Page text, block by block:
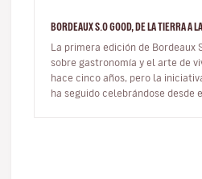
BORDEAUX S.O GOOD, DE LA TIERRA A
La primera edición de Bordeaux
sobre gastronomía y el arte de
hace cinco años, pero la
ha seguido celebrándose desde